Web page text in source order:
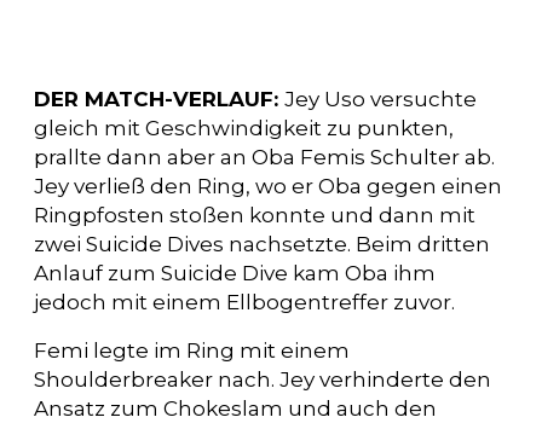
DER MATCH-VERLAUF: Jey Uso versuchte
gleich mit Geschwindigkeit zu punkten,
prallte dann aber an Oba Femis Schulter ab.
Jey verließ den Ring, wo er Oba gegen einen
Ringpfosten stoßen konnte und dann mit
zwei Suicide Dives nachsetzte. Beim dritten
Anlauf zum Suicide Dive kam Oba ihm
jedoch mit einem Ellbogentreffer zuvor.
Femi legte im Ring mit einem
Shoulderbreaker nach. Jey verhinderte den
Ansatz zum Chokeslam und auch den